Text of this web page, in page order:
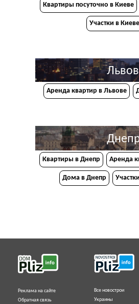
Квартиры посуточно в Киеве
Участки в Киеве
Львов
Аренда квартир в Львове
Квартиры в Днепр Аренда
Дома в Днепр
Реклама на сайте
Обратная связь
Все новострои
Украины